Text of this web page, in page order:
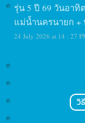
รุ่น 5 ปี 69 วันอาทิ
แม่น้ำนครนายก +
24 July 2026 at 14 : 27
วิ